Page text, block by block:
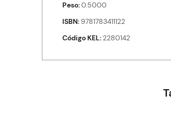
Peso 0.5000
ISBN 9781783411122
Código KEL 2280142